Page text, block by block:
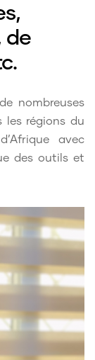
de
nombreuses
les régions du
avec
des outils et